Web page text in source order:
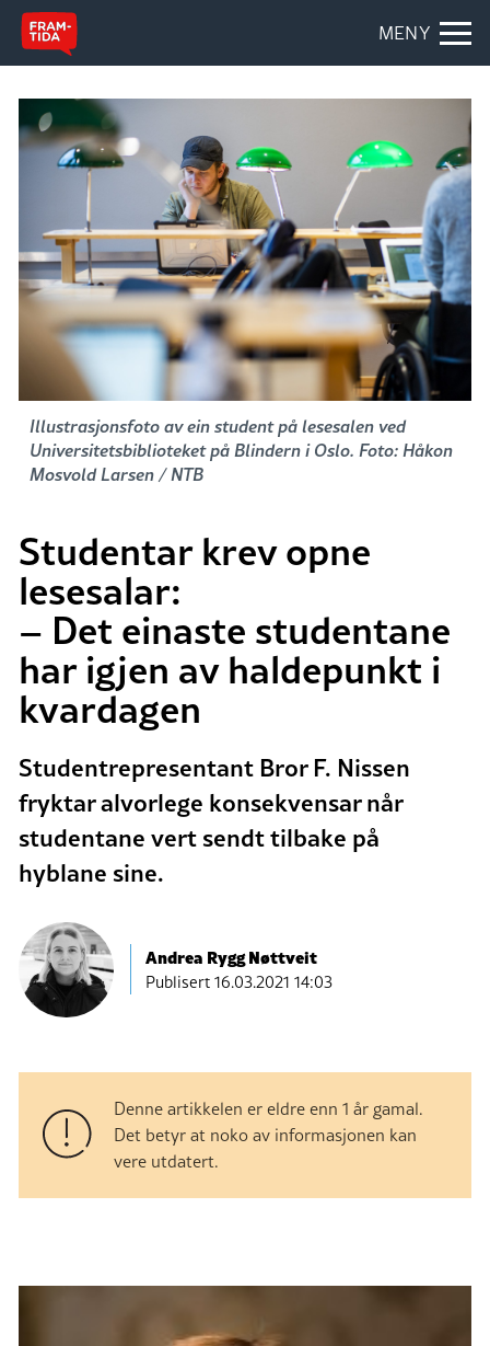
MENY
Illustrasjonsfoto av ein student på lesesalen ved
Universitetsbiblioteket på Blindern i Oslo. Foto: Håkon
Mosvold Larsen / NTB
Studentar krev opne
lesesalar:
– Det einaste studentane
har igjen av haldepunkt i
kvardagen
Studentrepresentant Bror F. Nissen
fryktar alvorlege konsekvensar når
studentane vert sendt tilbake på
hyblane sine.
Andrea Rygg Nøttveit
Publisert16.03.2021 14:03
Denne artikkelen er eldre enn 1 år gamal.
Det betyr at noko av informasjonen kan
vere utdatert.